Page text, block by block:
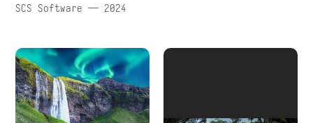
SCS Software — 2024